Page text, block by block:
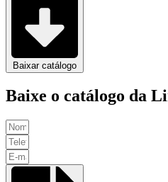
Baixar catálogo
Baixe o catálogo da